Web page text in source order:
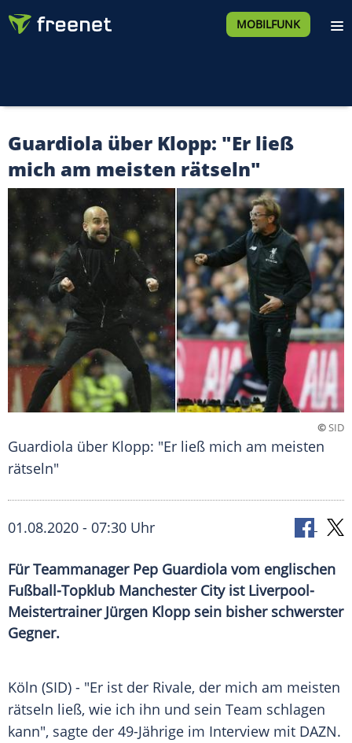
MOBILFUNK
Guardiola über Klopp: "Er ließ
mich am meisten rätseln"
©SID
Guardiola über Klopp: "Er ließ mich am meisten
rätseln"
01.08.2020 - 07:30 Uhr
Für Teammanager Pep Guardiola vom englischen
Fußball-Topklub Manchester City ist Liverpool-
Meistertrainer Jürgen Klopp sein bisher schwerster
Gegner.
Köln (SID) - "Er ist der Rivale, der mich am meisten
rätseln ließ, wie ich ihn und sein Team schlagen
kann", sagte der 49-Jährige im Interview mit DAZN.